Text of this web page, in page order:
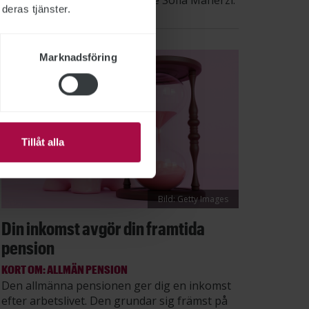
tjänster.
Marknadsföring
Tillåt alla
Bild: Getty Images
Din inkomst avgör din framtida
pension
KORT OM: ALLMÄN PENSION
Den allmänna pensionen ger dig en inkomst
efter arbetslivet. Den grundar sig främst på